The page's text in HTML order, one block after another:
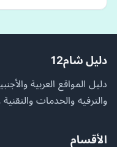
دليل شام12
دليل المواقع العربية
والترفيه والخدمات
الأقسام